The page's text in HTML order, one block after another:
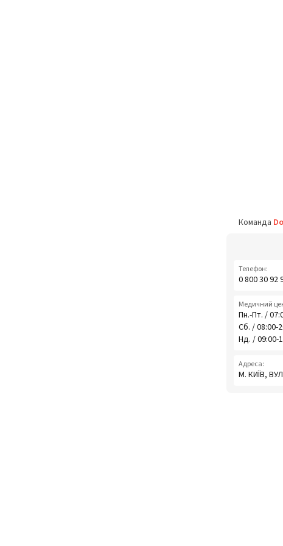
Команда
Телефон:
0 800 30 92
Медичний
Пн.-Пт. /
Сб. / 08:00-
Нд. / 09:00-
Адреса:
М. КИЇВ,